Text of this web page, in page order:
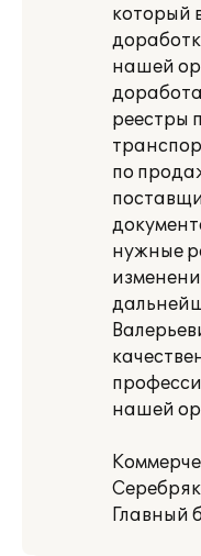
который
нашей
реестры
по
нужные
нашей
Главный